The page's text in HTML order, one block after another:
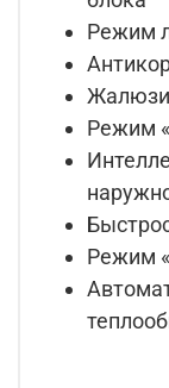
Режим
Жалюзи
Режим
Режим